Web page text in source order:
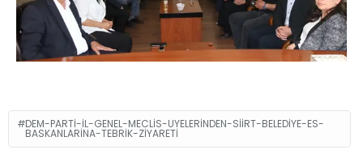
DEM-PARTI-IL-GENEL-MECLIS-UYELERINDEN-SIIRT-BELEDIYE-ES-
BASKANLARINA-TEBRIK-ZIYARETI